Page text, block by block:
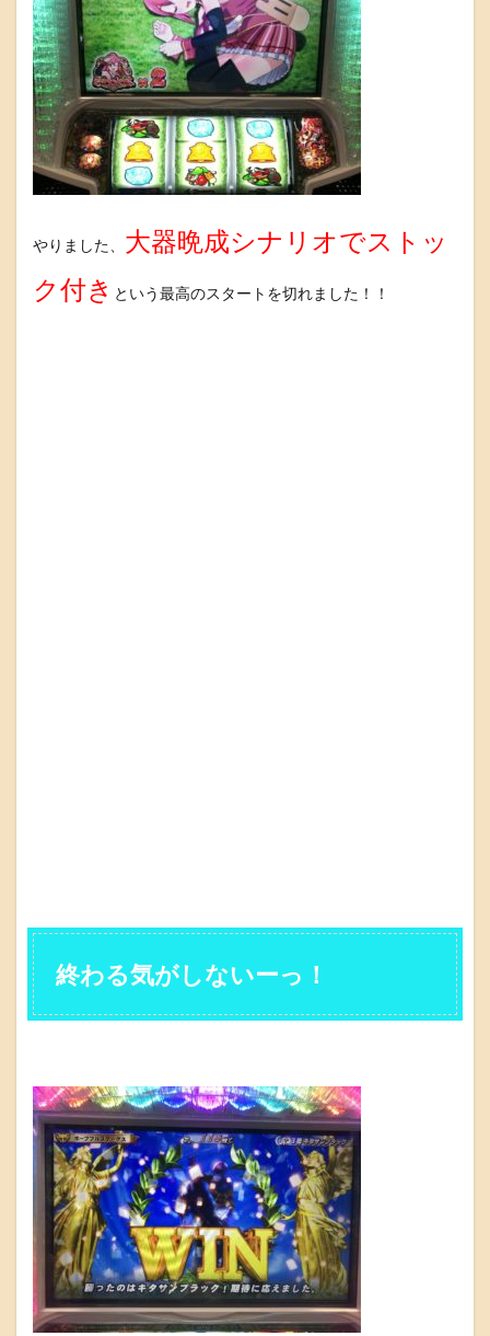
やりました、 大器晩成シナリオでストッ
ク付き という最高のスタートを切れました！！
終わる気がしないーっ！